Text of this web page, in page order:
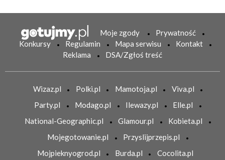
Moje zgody
Prywatność
Konkursy
Regulamin Mapa serwisu
Kontakt
Reklama
DSA/Zgłoś treść
Wizaz.pl Polki.pl Mamotoja.pl
Viva.pl
Party.pl
Modago.pl Ilewazy.pl
Elle.pl
National-Geographic.pl
Glamour.pl
Kobieta.pl
Mojegotowanie.pl
Przyslijprzepis.pl
Mojpieknyogrod.pl
Burda.pl Cocolita.pl